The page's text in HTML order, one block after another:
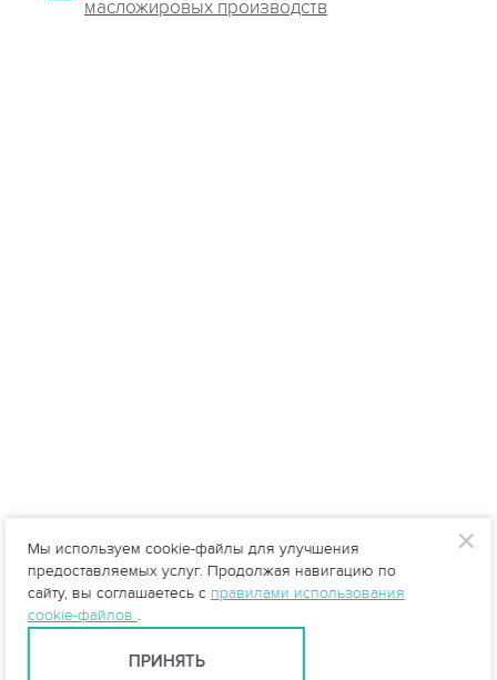
масложировых производств
Мы используем cookie-файлы для улучшения
предоставляемых услуг. Продолжая навигацию по
сайту, вы соглашаетесь с правилами использования
cookie-файлов .
ПРИНЯТЬ